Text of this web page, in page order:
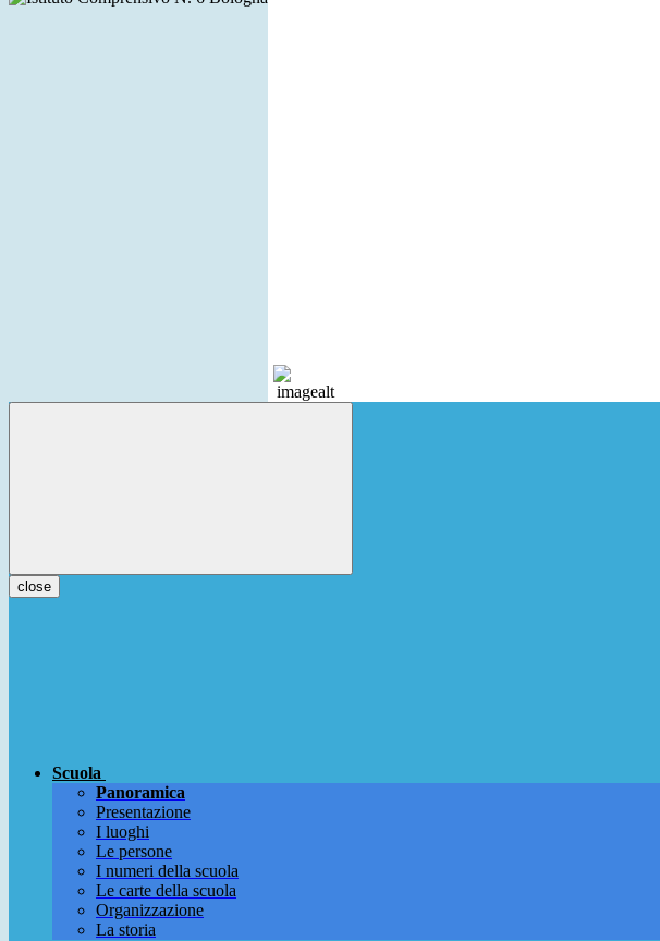
close
Scuola
Panoramica
Presentazione
I luoghi
Le persone
I numeri della scuola
Le carte della scuola
Organizzazione
La storia